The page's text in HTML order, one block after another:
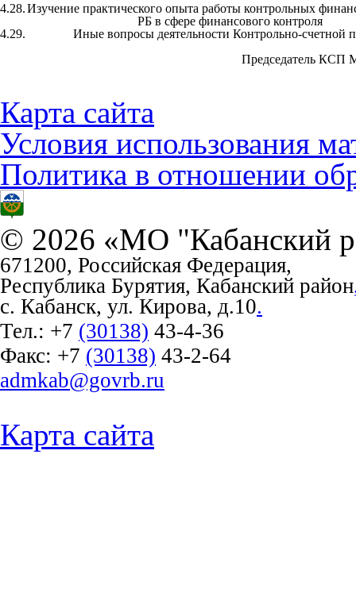
4.28.Изучение практического опыта работы контрольных
РБ в сфере финансового контроля
4.29.
Иные вопросы деятельности Контрольно-счетной
Председатель КСП
Карта сайта
Условия использования
Политика в отношении
© 2026 «МО "Кабанский
671200, Российская Федерация,
Республика Бурятия, Кабанский район
с. Кабанск, ул. Кирова, д.10.
Тел.: +7 (30138) 43-4-36
Факс: +7 (30138) 43-2-64
admkab@govrb.ru
Карта сайта